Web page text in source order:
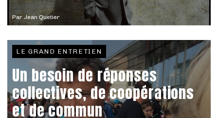
ParJean Quetier
LE GRAND ENTRETIEN
Un besoin de réponses
collectives, de coopérations
et de commun